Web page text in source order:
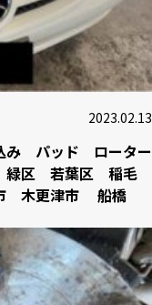
2023.02.13
み パッド ローター
区 若葉区 稲毛
木更津市 船橋